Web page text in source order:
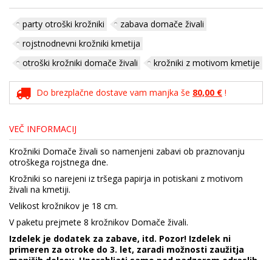
party otroški krožniki
zabava domače živali
rojstnodnevni krožniki kmetija
otroški krožniki domače živali
krožniki z motivom kmetije
Do brezplačne dostave vam manjka še 80,00 € !
VEČ INFORMACIJ
Krožniki Domače živali so namenjeni zabavi ob praznovanju
otroškega rojstnega dne.
Krožniki so narejeni iz tršega papirja in potiskani z motivom
živali na kmetiji.
Velikost krožnikov je 18 cm.
V paketu prejmete 8 krožnikov Domače živali.
Izdelek je dodatek za zabave, itd. Pozor! Izdelek ni
primeren za otroke do 3. let, zaradi možnosti zaužitja